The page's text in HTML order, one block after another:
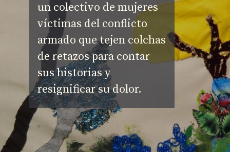
un colectivo de mujeres
víctimas del conflicto
armado que tejen colchas
de retazos para contar
sus historias y
resignificar su dolor.